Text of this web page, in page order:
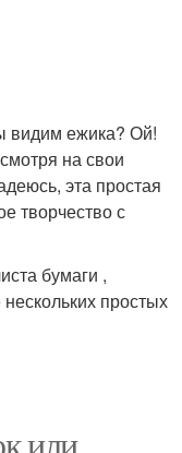
видим ежика? Ой!
на свои
эта простая
творчество с
бумаги ,
простых